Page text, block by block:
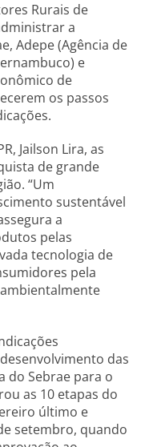
Rurais de
a
Adepe (Agência de
e
de
os passos
Jailson Lira, as
de grande
“Um
sustentável
a
pelas
tecnologia de
pela
das
do Sebrae para o
as 10 etapas do
último e
setembro, quando